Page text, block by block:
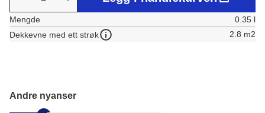
Mengde
0.35 l
Dekkevne med ett strøk
2.8 m2
Andre nyanser